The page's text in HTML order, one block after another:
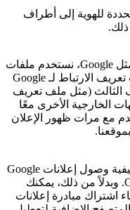
للهوية إلى أطراف
ذلك.
Google، نستخدم ملفات
الارتباط لـ Google
الثالث (مثل ملف تعريف
الخارجية الأخرى معًا
مع مرات ظهور الإعلان
يستطيع المستخدمون تعيين تفضيلات لكيفية وصول إعلانات Google
. وبدلاً من ذلك، يمكنك
اشتراك مبادرة إعلانات